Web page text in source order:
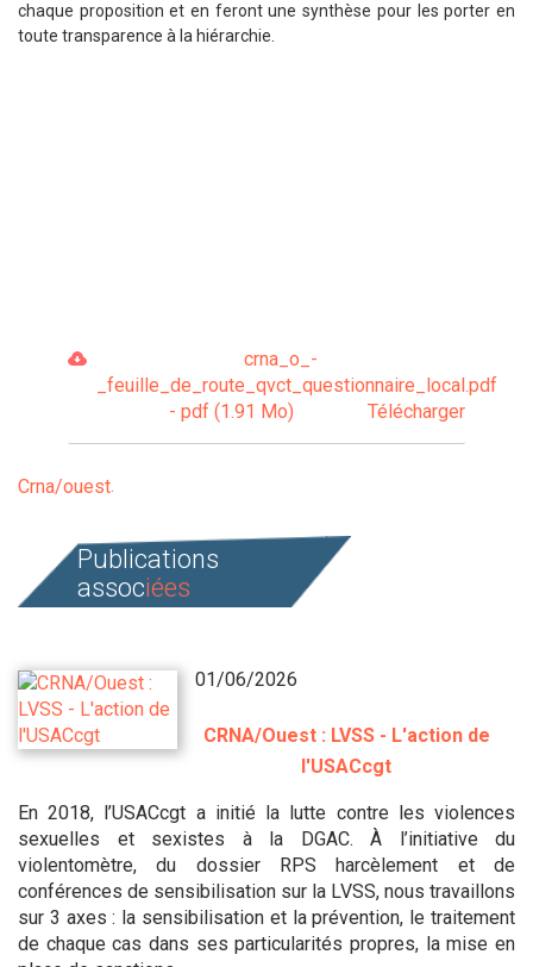
chaque proposition et en feront une synthèse pour les porter en
toute transparence à la hiérarchie.
crna_o_-
_feuille_de_route_qvct_questionnaire_local.pdf
- pdf (1.91 Mo)
Télécharger
Crna/ouest
Publications
associées
01/06/2026
CRNA/Ouest : LVSS - L'action de
l'USACcgt
En 2018, l’USACcgt a initié la lutte contre les violences
sexuelles et sexistes à la DGAC. À l’initiative du
violentomètre, du dossier RPS harcèlement et de
conférences de sensibilisation sur la LVSS, nous travaillons
sur 3 axes : la sensibilisation et la prévention, le traitement
de chaque cas dans ses particularités propres, la mise en